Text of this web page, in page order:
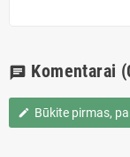
chat Komentarai
edit Būkite pirmas,